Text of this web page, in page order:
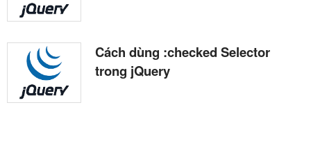
Cách dùng :checked Selector
trong jQuery